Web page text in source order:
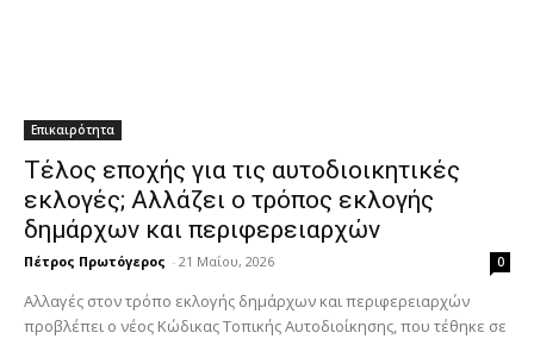
Επικαιρότητα
Τέλος εποχής για τις αυτοδιοικητικές
εκλογές; Αλλάζει ο τρόπος εκλογής
δημάρχων και περιφερειαρχών
Πέτρος Πρωτόγερος - 21 Μαΐου, 2026 0
Αλλαγές στον τρόπο εκλογής δημάρχων και περιφερειαρχών
προβλέπει ο νέος Κώδικας Τοπικής Αυτοδιοίκησης, που τέθηκε σε